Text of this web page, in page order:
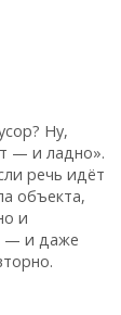
Ну,
— и ладно».
речь идёт
объекта,
и
— и даже